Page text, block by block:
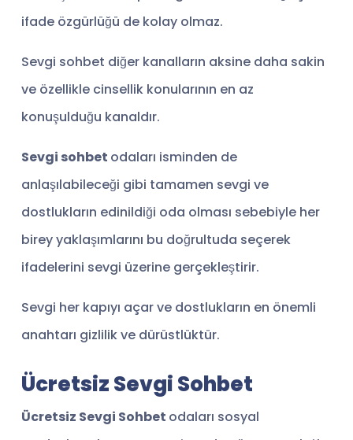
ifade özgürlüğü de kolay olmaz.
Sevgi sohbet diğer kanalların aksine daha sakin
ve özellikle cinsellik konularının en az
konuşulduğu kanaldır.
Sevgi sohbet odaları isminden de
anlaşılabileceği gibi tamamen sevgi ve
dostlukların edinildiği oda olması sebebiyle her
birey yaklaşımlarını bu doğrultuda seçerek
ifadelerini sevgi üzerine gerçekleştirir.
Sevgi her kapıyı açar ve dostlukların en önemli
anahtarı gizlilik ve dürüstlüktür.
Ücretsiz Sevgi Sohbet
Ücretsiz Sevgi Sohbet odaları sosyal